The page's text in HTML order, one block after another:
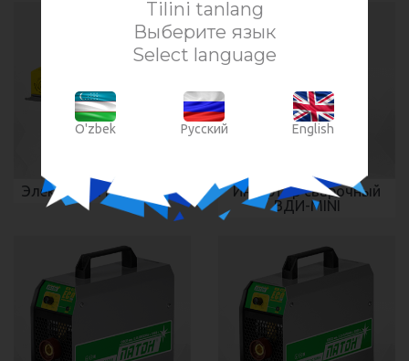
Tilini tanlang
Выберите язык
Select language
O'zbek Русский English
Электроды МЭЗ ОЗЛ-6
Инвертор сварочный
ВДИ-MINI